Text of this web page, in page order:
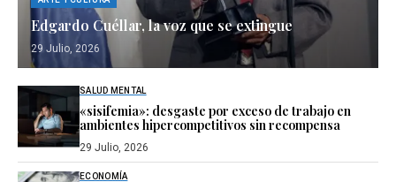
Edgardo Cuéllar, la voz que se extingue
29 Julio, 2026
SALUD MENTAL
«sisifemia»: desgaste por exceso de trabajo en
ambientes hipercompetitivos sin recompensa
29 Julio, 2026
ECONOMÍA